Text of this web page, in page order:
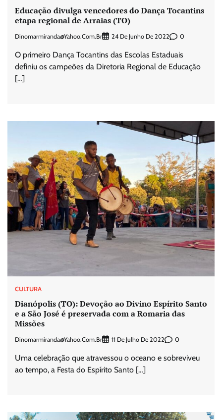
Educação divulga vencedores do Dança Tocantins
etapa regional de Arraias (TO)
Dinomarmiranda@yahoo.com.br 24 De Junho De 2022 0
O primeiro Dança Tocantins das Escolas Estaduais
definiu os campeões da Diretoria Regional de Educação
[…]
CULTURA
Dianópolis (TO): Devoção ao Divino Espírito Santo
e a São José é preservada com a Romaria das
Missões
Dinomarmiranda@yahoo.com.br 11 De Julho De 2022 0
Uma celebração que atravessou o oceano e sobreviveu
ao tempo, a Festa do Espírito Santo […]